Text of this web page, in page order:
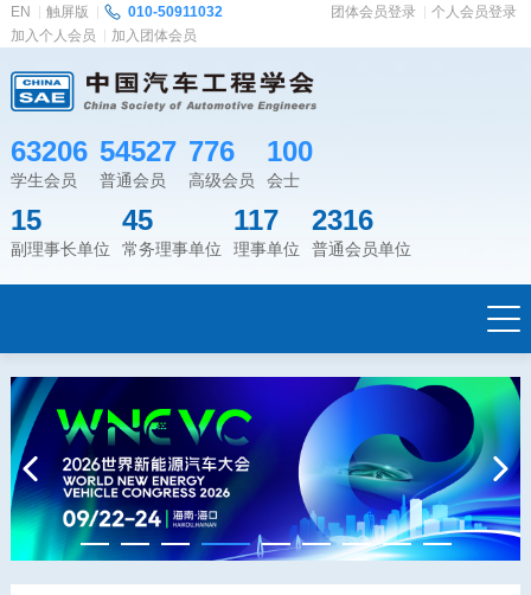
EN 触屏版 010-50911032 团体会员登录
个人会员登录
加入个人会员
加入团体会员
63206
学生会员
54527
普通会员
776
高级会员
100
会士
15
副理事长单位
45
常务理事单位
117
理事单位
2316
普通会员单位
Previous Next